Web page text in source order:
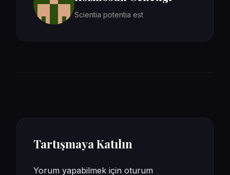
Scientia potentia est
Tartışmaya Katılın
Yorum yapabilmek için oturum